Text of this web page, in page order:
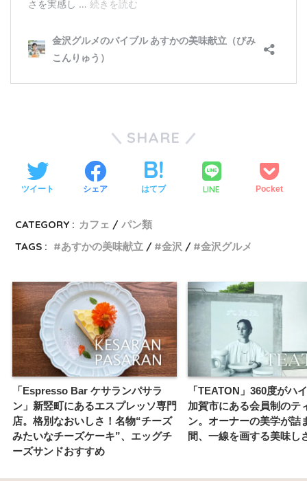
SHARE
ツイート シェア はてブ LINE Pocket
CATEGORY : カフェ
パン類
TAGS :
あすかの美味献立 金沢 金沢グルメ
「Espresso Bar ケサランパサラ
ン」新竪町にあるエスプレッソ専門
店。格別なおいしさ！名物“チーズ
みたいなチーズケーキ”、エッグチ
ーズサンドおすすめ
「TEATON」360度がハ
加賀市にある会員制のテ
ン。オーナーの美学が詰
間、一線を画する美味し